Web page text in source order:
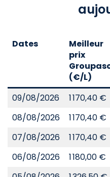
Dates
Meilleur
prix
(€/L)
09/08/2026 1 170,40 €
08/08/2026
1 170,40 €
07/08/2026
1 170,40 €
06/08/2026
1 180,00 €